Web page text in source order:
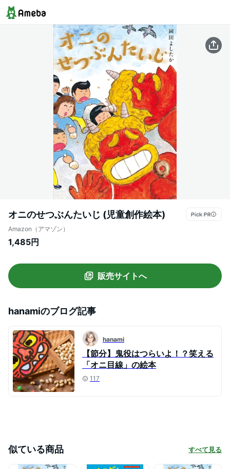
オニのせつぶんたいじ (児童創作絵本)
Amazon（アマゾン）
1,485円
販売サイトへ
hanamiのブログ記事
hanami
【節分】鬼役はつらいよ！？笑える
「オニ目線」の絵本
117
似ている商品 すべて見る